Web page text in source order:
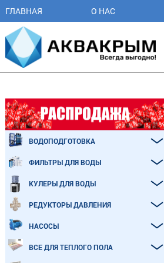
ГЛАВНАЯ О НАС
ВОДОПОДГОТОВКА
ФИЛЬТРЫ ДЛЯ ВОДЫ
КУЛЕРЫ ДЛЯ ВОДЫ
РЕДУКТОРЫ ДАВЛЕНИЯ
НАСОСЫ
ВСЕ ДЛЯ ТЕПЛОГО ПОЛА